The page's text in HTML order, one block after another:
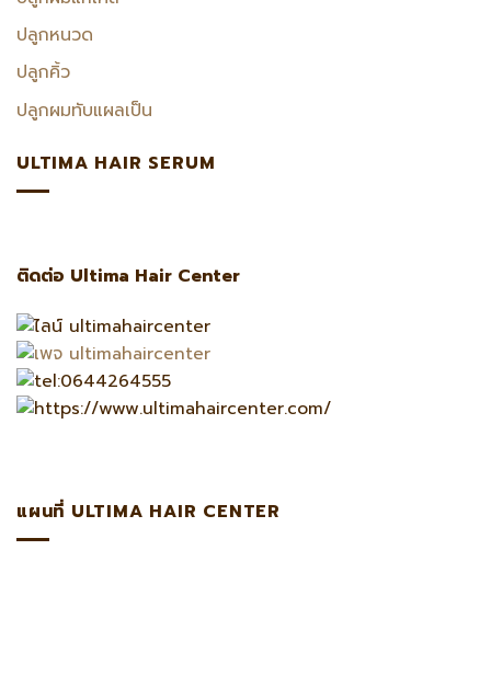
ปลูกหนวด
ปลูกคิ้ว
ปลูกผมทับแผลเป็น
ULTIMA HAIR SERUM
ติดต่อ Ultima Hair Center
แผนที่ ULTIMA HAIR CENTER